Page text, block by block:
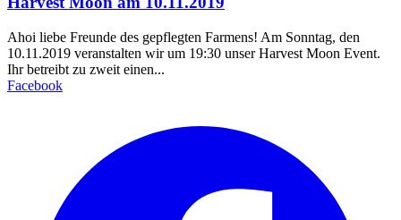
Ahoi liebe Freunde des gepflegten Farmens! Am Sonntag, den
10.11.2019 veranstalten wir um 19:30 unser Harvest Moon Event.
Ihr betreibt zu zweit einen...
Facebook